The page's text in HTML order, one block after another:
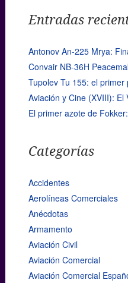
Entradas
Antonov An-225 Mrya:
Convair NB-36H
Tupolev Tu 155: el
Aviación y Cine (XVIII): El
El primer azote de
Categorías
Accidentes
Aerolíneas Comerciales
Anécdotas
Armamento
Aviación Civil
Aviación Comercial
Aviación Comercial